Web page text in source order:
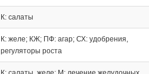
К: салаты
К: желе; КЖ; ПФ: агар; СХ: удобрения,
регуляторы роста